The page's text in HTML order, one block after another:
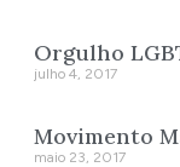
Orgulho
julho 4, 2017
Movimento
maio 23, 2017